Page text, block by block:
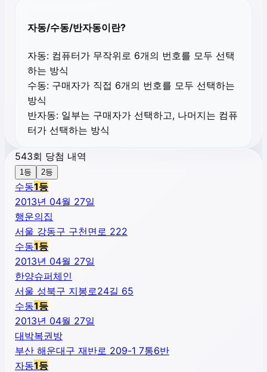
자동/수동/반자동이란?
자동: 컴퓨터가 무작위로 6개의 번호를 모두 선택
하는 방식
수동: 구매자가 직접 6개의 번호를 모두 선택하는
방식
반자동: 일부는 구매자가 선택하고, 나머지는 컴퓨
터가 선택하는 방식
543회 당첨 내역
1등 2등
수동1등
2013년 04월 27일
행운의집
서울 강동구 구천면로 222
수동1등
2013년 04월 27일
한양슈퍼체인
서울 성북구 지봉로24길 65
수동1등
2013년 04월 27일
대박복권방
부산 해운대구 재반로 209-1 7통6반
자동1등